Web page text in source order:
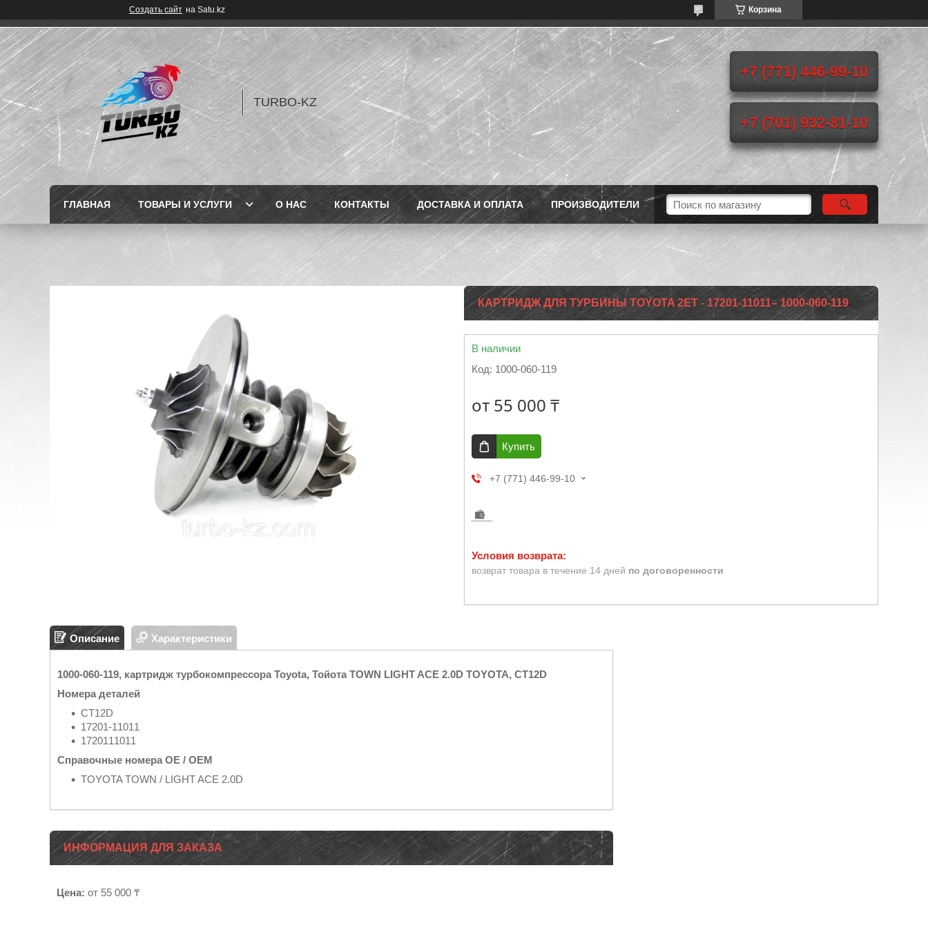
Создать сайт на Satu.kz Корзина
TURBO-KZ
+7 (771) 446-99-10
+7 (701) 932-81-10
ГЛАВНАЯ ТОВАРЫ И УСЛУГИ О НАС КОНТАКТЫ ДОСТАВКА И ОПЛАТА ПРОИЗВОДИТЕЛИ
КАРТРИДЖ ДЛЯ ТУРБИНЫ TOYOTA 2ET - 17201-11011– 1000-060-119
В наличии
Код: 1000-060-119
от 55 000 ₸
Купить
+7 (771) 446-99-10
возврат товара в течение 14 дней по договоренности
Описание Характеристики
1000-060-119, картридж турбокомпрессора Toyota, Тойота TOWN LIGHT ACE 2.0D TOYOTA, CT12D
Номера деталей
CT12D
17201-11011
1720111011
Справочные номера OE / OEM
TOYOTA TOWN / LIGHT ACE 2.0D
ИНФОРМАЦИЯ ДЛЯ ЗАКАЗА
Цена: от 55 000 ₸